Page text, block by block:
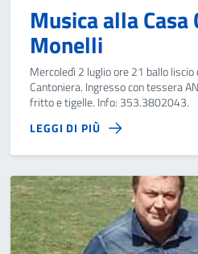
Musica alla Casa
Monelli
Mercoledì 2 luglio ore 21 ballo liscio
Cantoniera. Ingresso con tessera
fritto e tigelle. Info: 353.3802043.
LEGGI DI PIÙ